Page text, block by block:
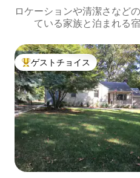
ロケーションや清潔さなど
ている家族と泊まれる
大好評のゲストチョイスです。
ゲストチョイス